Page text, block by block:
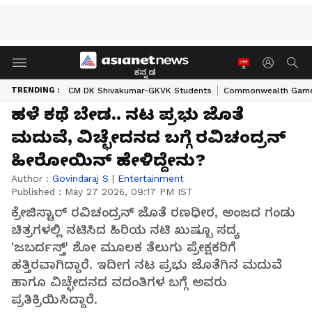
ಕನ್ನಡ
TRENDING : CM DK Shivakumar-GKVK Students Commonwealth
ಹಳೆ ಕಥೆ ಬೇಡ.. ನಟ ಪ್ರಭು ಜೊತೆ
ಮದುವೆ, ವಿಚ್ಛೇದನದ ಬಗ್ಗೆ ರವಿಚಂದ್ರನ್
ಹೀರೋಯಿನ್ ಹೇಳಿದ್ದೇನು?
Author : Govindaraj S | Entertainment
Published : May 27 2026, 09:17 PM IST
ಕ್ರೇಜಿಸ್ಟಾರ್ ರವಿಚಂದ್ರನ್ ಜೊತೆ ರಣಧೀರ, ಅಂಜದ ಗಂಡು
ಚಿತ್ರಗಳಲ್ಲಿ ನಟಿಸಿದ ಹಿರಿಯ ನಟಿ ಖುಷ್ಬೂ ಸದ್ಯ
'ಜಬರ್ದಸ್ತ್' ಶೋ ಮೂಲಕ ತೆಲುಗು ಪ್ರೇಕ್ಷಕರಿಗೆ
ಹತ್ತಿರವಾಗಿದ್ದಾರೆ. ಇದೀಗ ನಟ ಪ್ರಭು ಜೊತೆಗಿನ ಮದುವೆ
ಹಾಗೂ ವಿಚ್ಛೇದನದ ವದಂತಿಗಳ ಬಗ್ಗೆ ಅವರು
ಪ್ರತಿಕ್ರಿಯಿಸಿದ್ದಾರೆ.